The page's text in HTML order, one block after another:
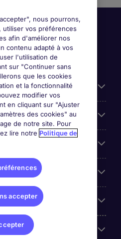
nous pourrons,
utiliser vos préférences
afin d'améliorer nos
contenu adapté à vos
l'utilisation de
sur "Continuer sans
que les cookies
et la fonctionnalité
modifier vos
en cliquant sur "Ajuster
des cookies" au
de notre site. Pour
lire notre Politique de
accepter